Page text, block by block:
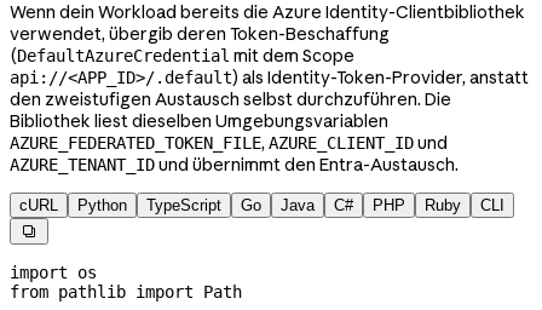
Wenn dein Workload bereits die Azure Identity-Clientbibliothek
verwendet, übergib deren Token-Beschaffung
(DefaultAzureCredential mit dem Scope
api://<APP_ID>/.default) als Identity-Token-Provider, anstatt
den zweistufigen Austausch selbst durchzuführen. Die
Bibliothek liest dieselben Umgebungsvariablen
AZURE_FEDERATED_TOKEN_FILE, AZURE_CLIENT_IDund
AZURE_TENANT_IDund übernimmt den Entra-Austausch.
cURL Python TypeScript Go Java C# PHP Ruby CLI

import os
from pathlib import Path